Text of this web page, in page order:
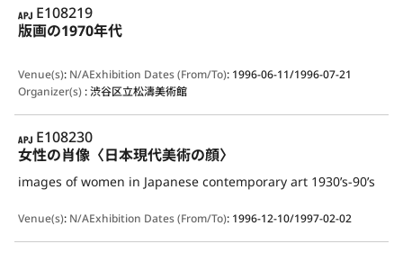
APJ
E108219
版画の1970年代
Venue(s): N/AExhibition Dates (From/To): 1996-06-11/1996-07-21
Organizer(s):渋谷区立松濤美術館
APJ
E108230
女性の肖像〈日本現代美術の顔〉
images of women in Japanese contemporary art 1930’s-90’s
Venue(s): N/AExhibition Dates (From/To): 1996-12-10/1997-02-02